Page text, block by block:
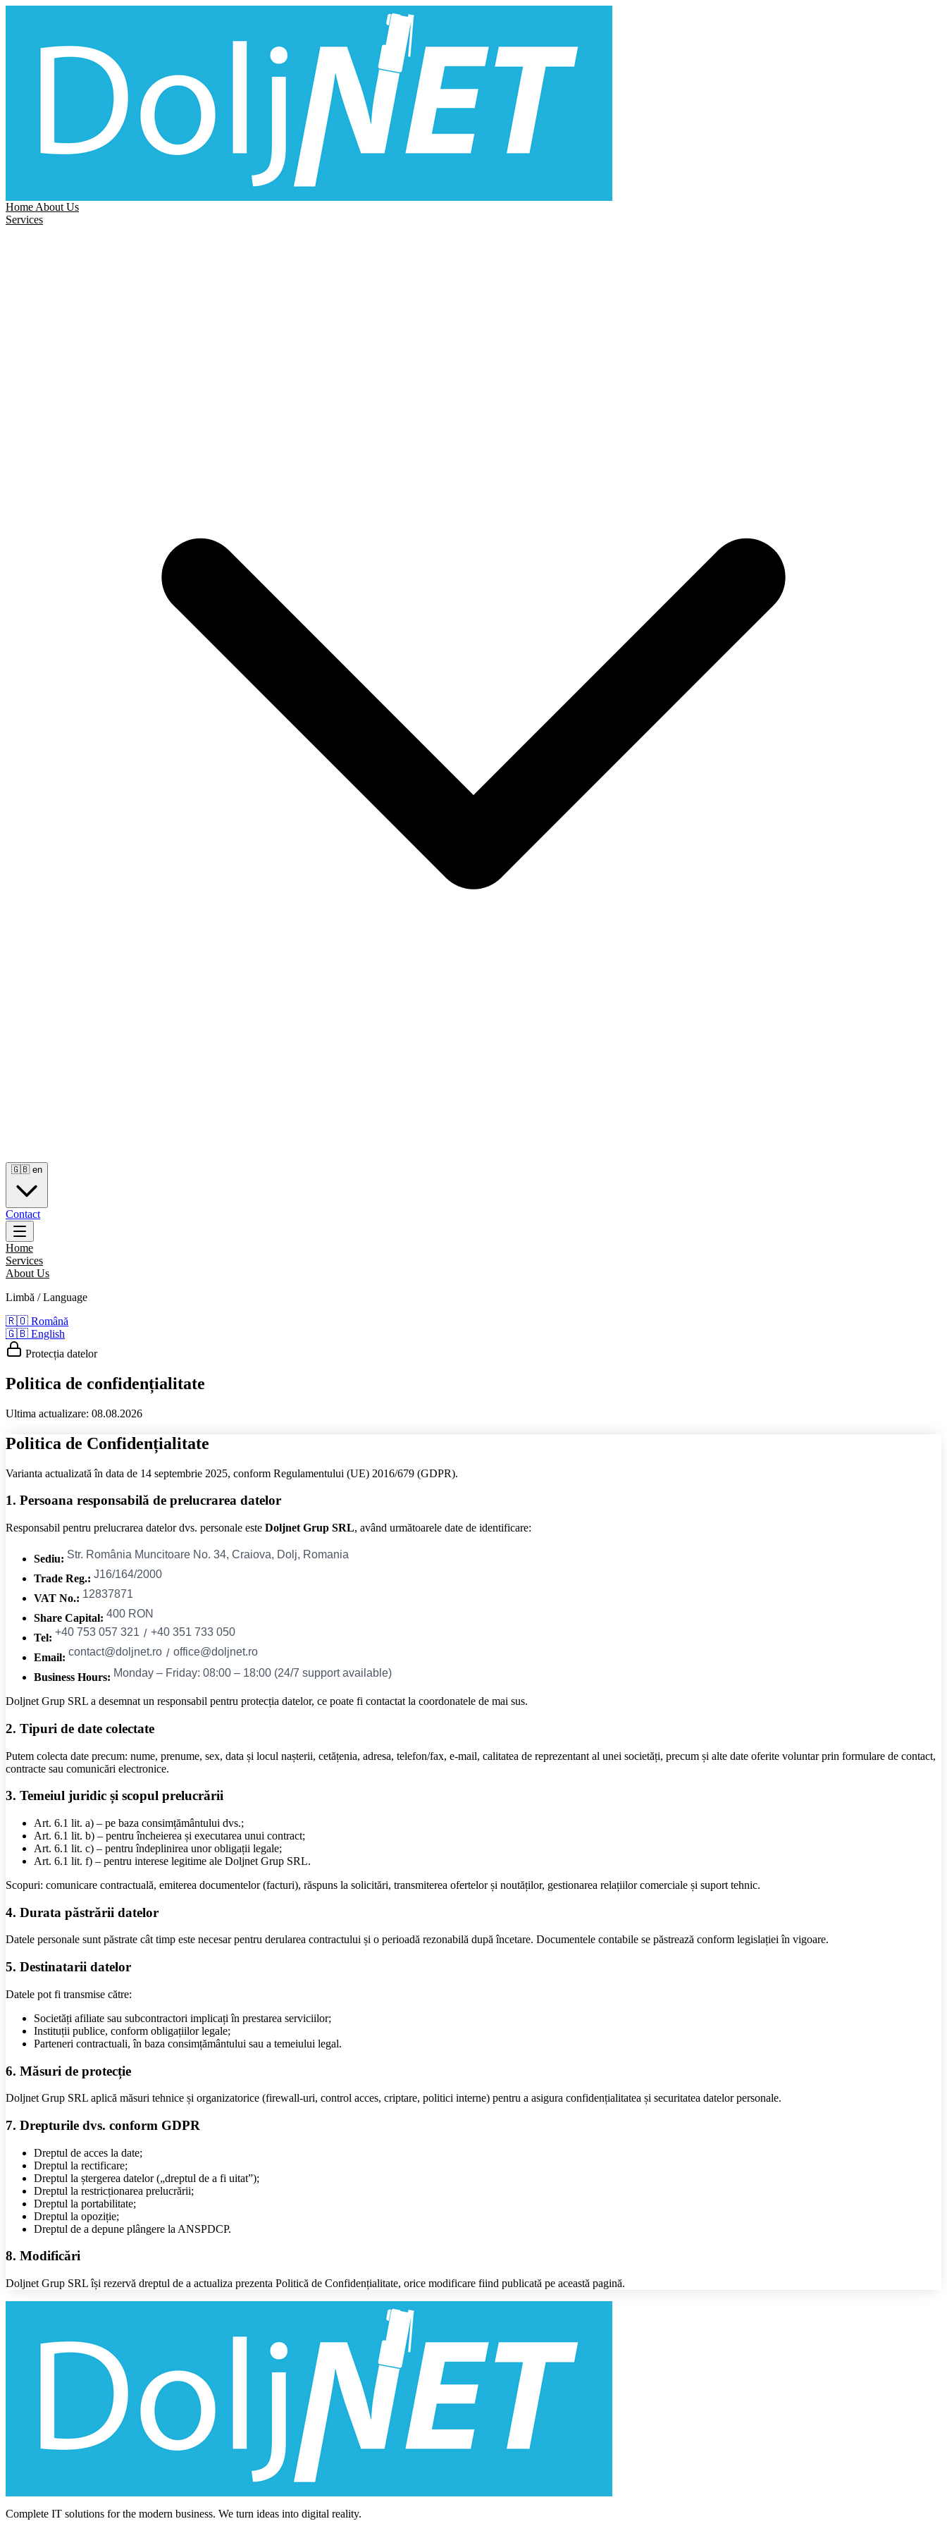
Home About Us
Services
🇬🇧 en
Contact
Home
Services
About Us
Limbă / Language
🇷🇴 Română
🇬🇧 English
Protecția datelor
Politica de confidențialitate
Ultima actualizare: 08.08.2026
Politica de Confidențialitate
Varianta actualizată în data de 14 septembrie 2025, conform Regulamentului (UE) 2016/679 (GDPR).
1. Persoana responsabilă de prelucrarea datelor
Responsabil pentru prelucrarea datelor dvs. personale este Doljnet Grup SRL, având următoarele date de identificare:
Sediu:
Trade Reg.:
VAT No.:
Share Capital:
Tel:
Email:
Business Hours:
Doljnet Grup SRL a desemnat un responsabil pentru protecția datelor, ce poate fi contactat la coordonatele de mai sus.
2. Tipuri de date colectate
Putem colecta date precum: nume, prenume, sex, data și locul nașterii, cetățenia, adresa, telefon/fax, e-mail, calitatea de reprezentant al unei societăți, precum și alte date oferite voluntar prin formulare de contact,
contracte sau comunicări electronice.
3. Temeiul juridic și scopul prelucrării
Art. 6.1 lit. a) – pe baza consimțământului dvs.;
Art. 6.1 lit. b) – pentru încheierea și executarea unui contract;
Art. 6.1 lit. c) – pentru îndeplinirea unor obligații legale;
Art. 6.1 lit. f) – pentru interese legitime ale Doljnet Grup SRL.
Scopuri: comunicare contractuală, emiterea documentelor (facturi), răspuns la solicitări, transmiterea ofertelor și noutăților, gestionarea relațiilor comerciale și suport tehnic.
4. Durata păstrării datelor
Datele personale sunt păstrate cât timp este necesar pentru derularea contractului și o perioadă rezonabilă după încetare. Documentele contabile se păstrează conform legislației în vigoare.
5. Destinatarii datelor
Datele pot fi transmise către:
Societăți afiliate sau subcontractori implicați în prestarea serviciilor;
Instituții publice, conform obligațiilor legale;
Parteneri contractuali, în baza consimțământului sau a temeiului legal.
6. Măsuri de protecție
Doljnet Grup SRL aplică măsuri tehnice și organizatorice (firewall-uri, control acces, criptare, politici interne) pentru a asigura confidențialitatea și securitatea datelor personale.
7. Drepturile dvs. conform GDPR
Dreptul de acces la date;
Dreptul la rectificare;
Dreptul la ștergerea datelor („dreptul de a fi uitat”);
Dreptul la restricționarea prelucrării;
Dreptul la portabilitate;
Dreptul la opoziție;
Dreptul de a depune plângere la ANSPDCP.
8. Modificări
Doljnet Grup SRL își rezervă dreptul de a actualiza prezenta Politică de Confidențialitate, orice modificare fiind publicată pe această pagină.
Complete IT solutions for the modern business. We turn ideas into digital reality.